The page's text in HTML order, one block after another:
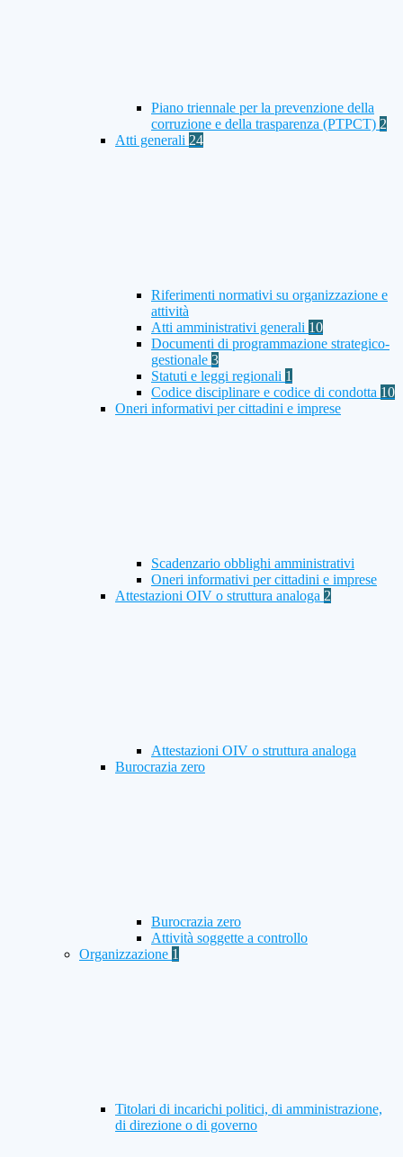
Piano triennale per la prevenzione della
corruzione e della trasparenza (PTPCT) 2
Atti generali 24
Riferimenti normativi su organizzazione e
attività
Atti amministrativi generali 10
Documenti di programmazione strategico-
gestionale 3
Statuti e leggi regionali 1
Codice disciplinare e codice di condotta 10
Oneri informativi per cittadini e imprese
Scadenzario obblighi amministrativi
Oneri informativi per cittadini e imprese
Attestazioni OIV o struttura analoga 2
Attestazioni OIV o struttura analoga
Burocrazia zero
Burocrazia zero
Attività soggette a controllo
Organizzazione 1
Titolari di incarichi politici, di amministrazione,
di direzione o di governo